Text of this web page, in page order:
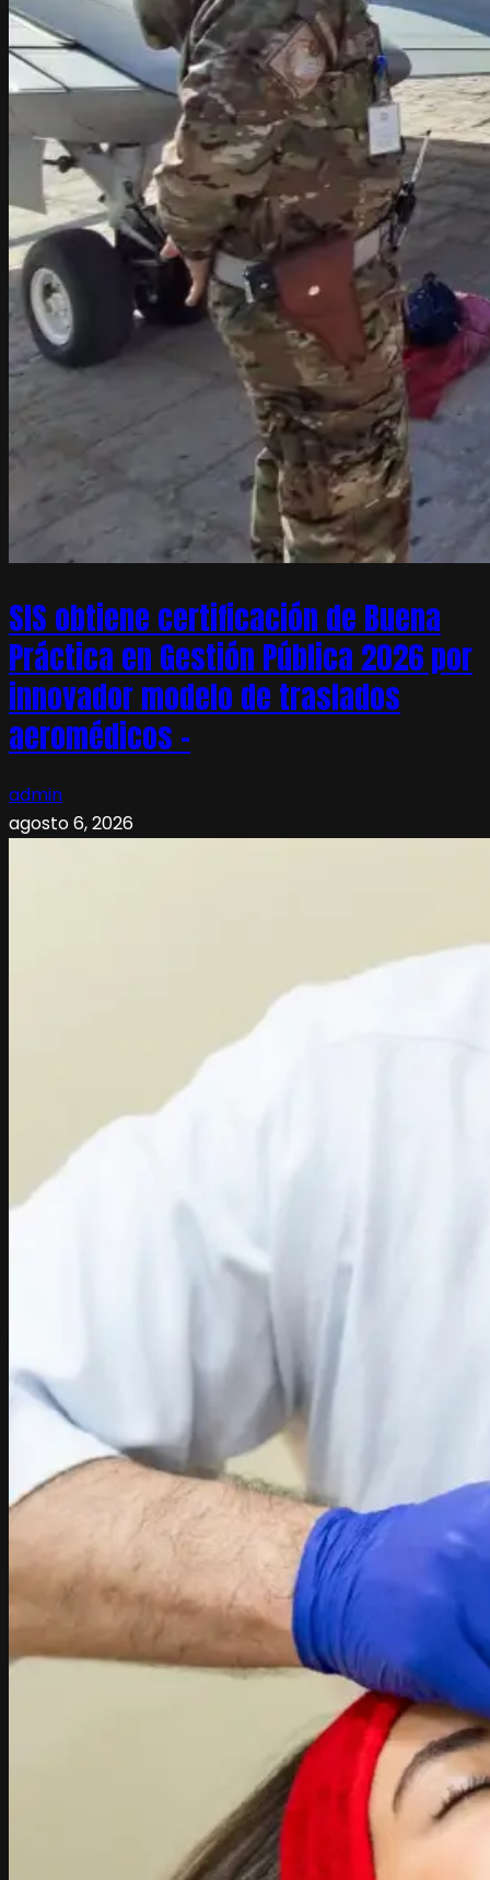
SIS obtiene certificación de Buena
Práctica en Gestión Pública 2026 por
innovador modelo de traslados
aeromédicos –
admin
agosto 6, 2026